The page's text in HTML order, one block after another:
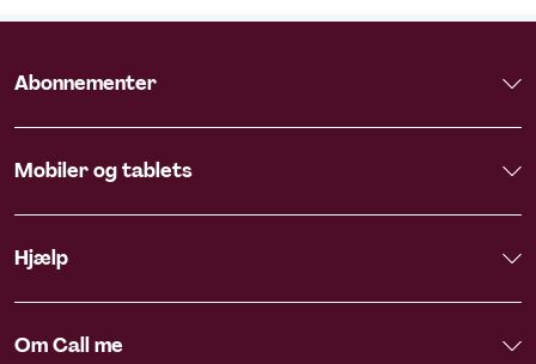
Abonnementer
Mobiler og tablets
Hjælp
Om Call me